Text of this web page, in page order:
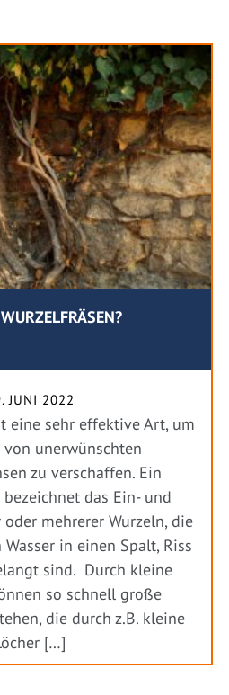
JUNI 2022
eine sehr effektive Art, um
unerwünschten
zu verschaffen. Ein
das Ein- und
mehrerer Wurzeln, die
in einen Spalt, Riss
sind. Durch kleine
so schnell große
die durch z.B. kleine
[…]